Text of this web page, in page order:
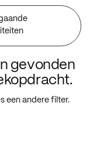
gevonden
een andere filter.